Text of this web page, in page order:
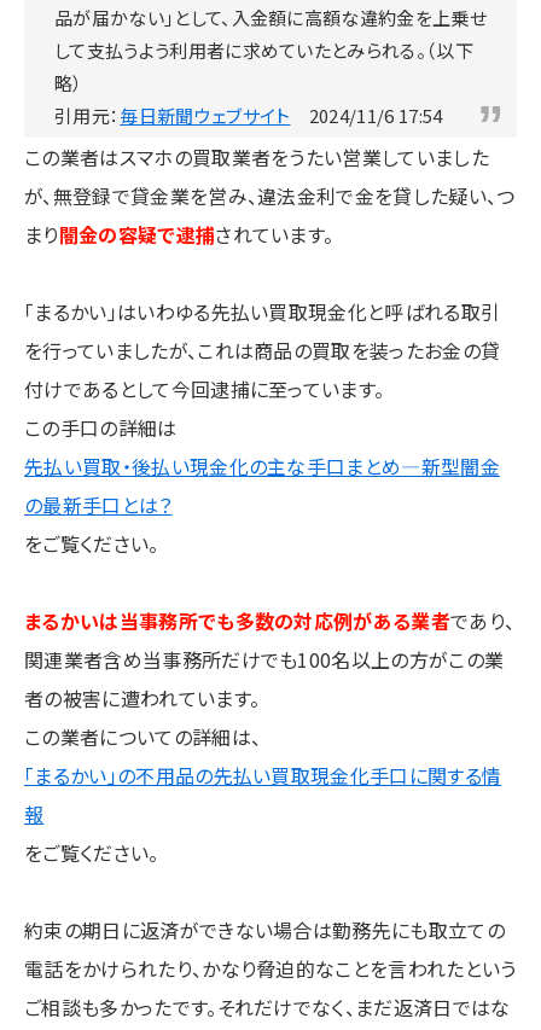
品が届かない」として、入金額に高額な違約金を上乗せ
して支払うよう利用者に求めていたとみられる。（以下
略）
引用元： 毎日新聞ウェブサイト 2024/11/6 17:54
この業者はスマホの買取業者をうたい営業していました
が、無登録で貸金業を営み、違法金利で金を貸した疑い、つ
まり闇金の容疑で逮捕されています。
「まるかい」はいわゆる先払い買取現金化と呼ばれる取引
を行っていましたが、これは商品の買取を装ったお金の貸
付けであるとして今回逮捕に至っています。
この手口の詳細は
先払い買取・後払い現金化の主な手口まとめ―新型闇金
の最新手口とは？
をご覧ください。
まるかいは当事務所でも多数の対応例がある業者であり、
関連業者含め当事務所だけでも100名以上の方がこの業
者の被害に遭われています。
この業者についての詳細は、
「まるかい」の不用品の先払い買取現金化手口に関する情
報
をご覧ください。
約束の期日に返済ができない場合は勤務先にも取立ての
電話をかけられたり、かなり脅迫的なことを言われたという
ご相談も多かったです。それだけでなく、まだ返済日ではな